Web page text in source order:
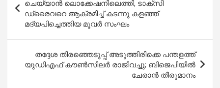
ചെയ്യാൻ ലൊക്കേഷനിലെത്തി, ടാക്സി
ഡ്രൈവറെ ആക്രമിച്ച് കടന്നു കളഞ്ഞ്
മദ്യപിച്ചെത്തിയ മൂവർ സംഘം
തദ്ദേശ തിരഞ്ഞെടുപ്പ് അടുത്തിരിക്കെ പന്തളത്ത്
യുഡിഎഫ് കൗണ്‍സിലര്‍ രാജിവച്ചു; ബിജെപിയില്‍
ചേരാന്‍ തീരുമാനം